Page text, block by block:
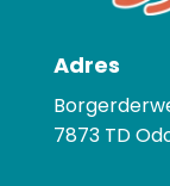
Adres
7873 TD